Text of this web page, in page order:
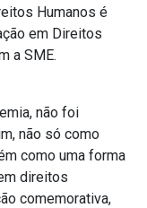
Humanos é
em Direitos
a SME.
não foi
não só como
como uma forma
direitos
comemorativa,